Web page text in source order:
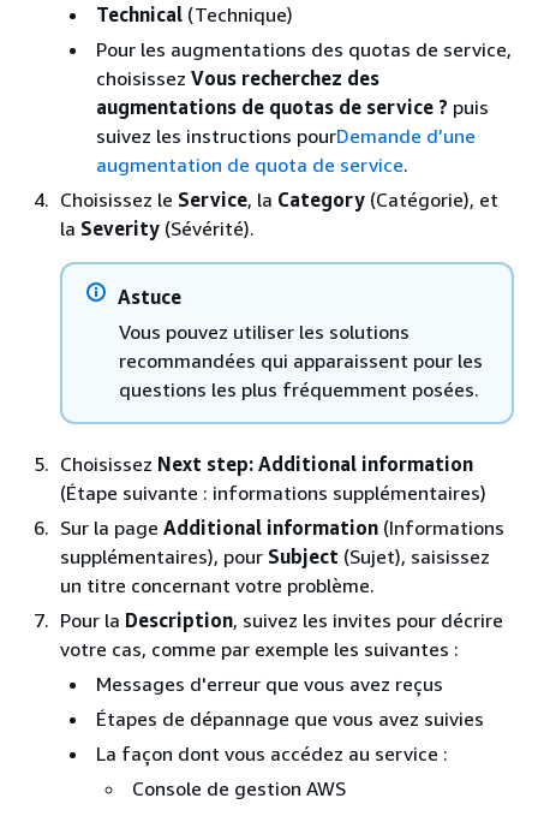
Technical (Technique)
Pour les augmentations des quotas de service,
choisissez Vous recherchez des
augmentations de quotas de service ? puis
suivez les instructions pourDemande d’une
augmentation de quota de service.
Choisissez le Service, la Category (Catégorie), et
la Severity (Sévérité).
Astuce
Vous pouvez utiliser les solutions
recommandées qui apparaissent pour les
questions les plus fréquemment posées.
Choisissez Next step: Additional information
(Étape suivante : informations supplémentaires)
Sur la page Additional information (Informations
supplémentaires), pour Subject (Sujet), saisissez
un titre concernant votre problème.
Pour la Description, suivez les invites pour décrire
votre cas, comme par exemple les suivantes :
Messages d'erreur que vous avez reçus
Étapes de dépannage que vous avez suivies
La façon dont vous accédez au service :
Console de gestion AWS